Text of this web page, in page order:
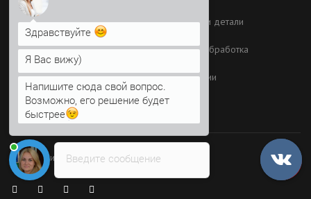
Металлоконструкции Изделия и детали
Тонколистовой прокат Металлообработка
Монтаж О компании
Присоединяйтесь
Мы в социальных сетяхВведите сообщение
Здравствуйте
Я Вас вижу)
Напишите сюда свой вопрос.
Возможно, его решение будет
быстрее